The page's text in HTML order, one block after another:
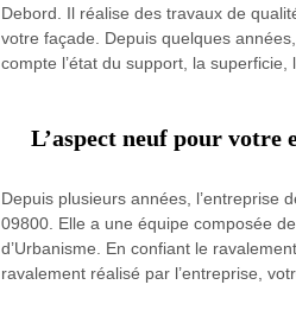
Debord. Il réalise des travaux de
votre façade. Depuis quelques
compte l’état du support, la
L’aspect neuf pour votre
Depuis plusieurs années, l’entreprise
09800. Elle a une équipe composée
d’Urbanisme. En confiant le
ravalement réalisé par l’entreprise,